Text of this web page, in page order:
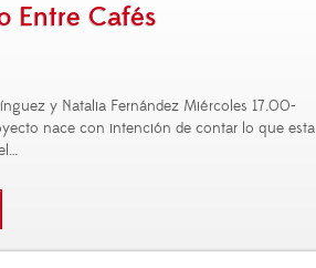
Entre Cafés
y Natalia Fernández Miércoles 17.00-
nace con intención de contar lo que esta
…